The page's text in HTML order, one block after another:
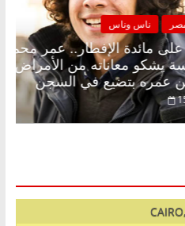
الرئيسية
مقعد
طالب
أحلى سنين عمره بتضيع في السجن
15 مارس، 2026
زينة رمضان.. د.
انتظار حلم